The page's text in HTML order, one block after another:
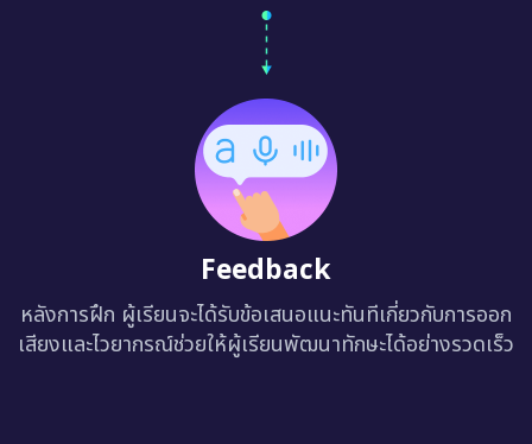
Feedback
หลังการฝึก ผู้เรียนจะได้รับข้อเสนอแนะทันทีเกี่ยวกับการออก
เสียงและไวยากรณ์ช่วยให้ผู้เรียนพัฒนาทักษะได้อย่างรวดเร็ว